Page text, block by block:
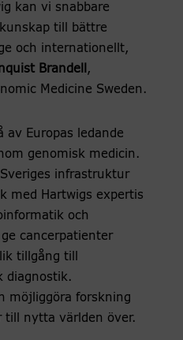
kan vi snabbare
till bättre
och internationellt,
Brandell
,
Medicine Sweden.
av Europas ledande
genomisk medicin.
infrastruktur
med Hartwigs expertis
och
cancerpatienter
tillgång till
diagnostik.
möjliggöra forskning
till nytta världen över.